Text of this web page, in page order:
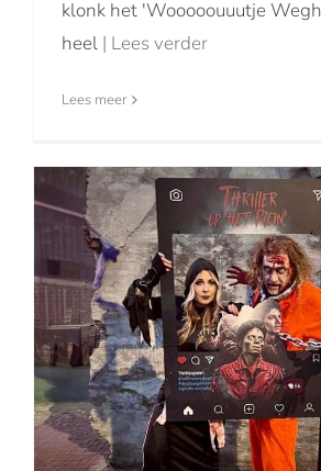
klonk het 'Wooooouuutje
heel | Lees verder
Lees meer